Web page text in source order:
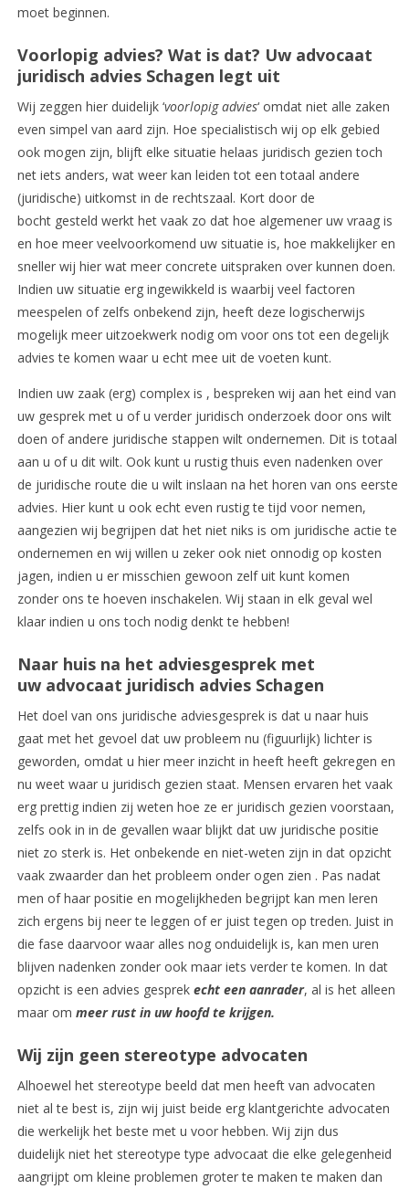
moet beginnen.
Voorlopig advies? Wat is dat? Uw advocaat
juridisch advies Schagen legt uit
Wij zeggen hier duidelijk ‘voorlopig advies‘ omdat niet alle zaken
even simpel van aard zijn. Hoe specialistisch wij op elk gebied
ook mogen zijn, blijft elke situatie helaas juridisch gezien toch
net iets anders, wat weer kan leiden tot een totaal andere
(juridische) uitkomst in de rechtszaal. Kort door de
bocht gesteld werkt het vaak zo dat hoe algemener uw vraag is
en hoe meer veelvoorkomend uw situatie is, hoe makkelijker en
sneller wij hier wat meer concrete uitspraken over kunnen doen.
Indien uw situatie erg ingewikkeld is waarbij veel factoren
meespelen of zelfs onbekend zijn, heeft deze logischerwijs
mogelijk meer uitzoekwerk nodig om voor ons tot een degelijk
advies te komen waar u echt mee uit de voeten kunt.
Indien uw zaak (erg) complex is , bespreken wij aan het eind van
uw gesprek met u of u verder juridisch onderzoek door ons wilt
doen of andere juridische stappen wilt ondernemen. Dit is totaal
aan u of u dit wilt. Ook kunt u rustig thuis even nadenken over
de juridische route die u wilt inslaan na het horen van ons eerste
advies. Hier kunt u ook echt even rustig te tijd voor nemen,
aangezien wij begrijpen dat het niet niks is om juridische actie te
ondernemen en wij willen u zeker ook niet onnodig op kosten
jagen, indien u er misschien gewoon zelf uit kunt komen
zonder ons te hoeven inschakelen. Wij staan in elk geval wel
klaar indien u ons toch nodig denkt te hebben!
Naar huis na het adviesgesprek met
uw advocaat juridisch advies Schagen
Het doel van ons juridische adviesgesprek is dat u naar huis
gaat met het gevoel dat uw probleem nu (figuurlijk) lichter is
geworden, omdat u hier meer inzicht in heeft heeft gekregen en
nu weet waar u juridisch gezien staat. Mensen ervaren het vaak
erg prettig indien zij weten hoe ze er juridisch gezien voorstaan,
zelfs ook in in de gevallen waar blijkt dat uw juridische positie
niet zo sterk is. Het onbekende en niet-weten zijn in dat opzicht
vaak zwaarder dan het probleem onder ogen zien . Pas nadat
men of haar positie en mogelijkheden begrijpt kan men leren
zich ergens bij neer te leggen of er juist tegen op treden. Juist in
die fase daarvoor waar alles nog onduidelijk is, kan men uren
blijven nadenken zonder ook maar iets verder te komen. In dat
opzicht is een advies gesprek echt een aanrader, al is het alleen
maar om meer rust in uw hoofd te krijgen.
Wij zijn geen stereotype advocaten
Alhoewel het stereotype beeld dat men heeft van advocaten
niet al te best is, zijn wij juist beide erg klantgerichte advocaten
die werkelijk het beste met u voor hebben. Wij zijn dus
duidelijk niet het stereotype type advocaat die elke gelegenheid
aangrijpt om kleine problemen groter te maken te maken dan